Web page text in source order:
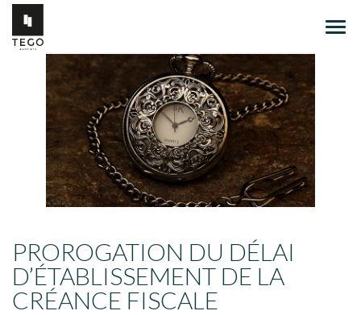
PROROGATION DU DÉLAI
D’ÉTABLISSEMENT DE LA
CRÉANCE FISCALE